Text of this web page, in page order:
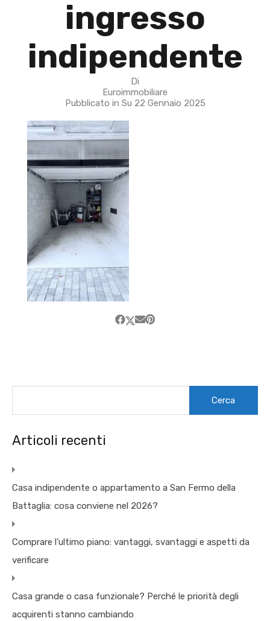
ingresso
indipendente
Di
Euroimmobiliare
Pubblicato in Su 22 Gennaio 2025
Articoli recenti
Casa indipendente o appartamento a San Fermo della
Battaglia: cosa conviene nel 2026?
Comprare l’ultimo piano: vantaggi, svantaggi e aspetti da
verificare
Casa grande o casa funzionale? Perché le priorità degli
acquirenti stanno cambiando